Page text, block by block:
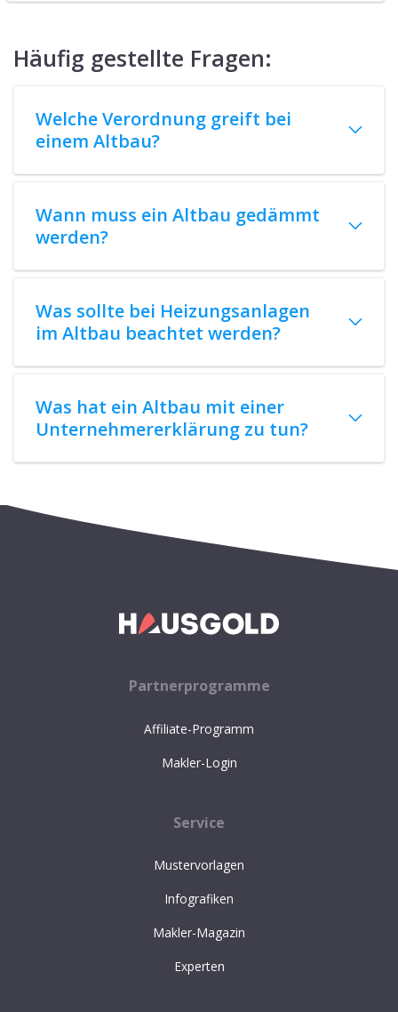
Häufig gestellte Fragen:
Welche Verordnung greift bei
einem Altbau?
Wann muss ein Altbau gedämmt
werden?
Was sollte bei Heizungsanlagen
im Altbau beachtet werden?
Was hat ein Altbau mit einer
Unternehmererklärung zu tun?
Partnerprogramme
Affiliate-Programm
Makler-Login
Service
Mustervorlagen
Infografiken
Makler-Magazin
Experten